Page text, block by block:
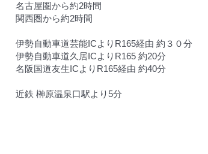
名古屋圏から約2時間
関西圏から約2時間
伊勢自動車道芸能ICよりR165経由 約３０分
伊勢自動車道久居ICよりR165 約20分
名阪国道友生ICよりR165経由 約40分
近鉄 榊原温泉口駅より5分